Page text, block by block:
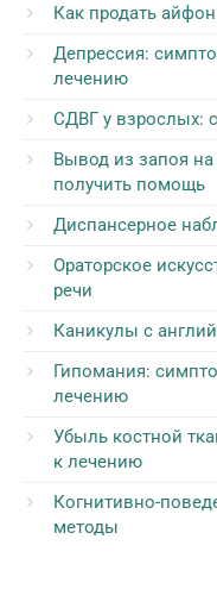
Как продать
Депрессия:
лечению
СДВГ у взрослых:
Вывод из запоя
получить помощь
Диспансерное
Ораторское
речи
Каникулы с
Гипомания:
лечению
Убыль костной
к лечению
Когнитивно-
методы